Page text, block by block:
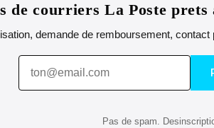
de courriers La Poste prets
demande de remboursement,
Pas de spam.